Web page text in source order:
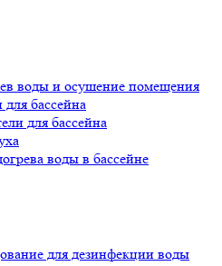
воды и осушение помещения
бассейна
для бассейна
воды в бассейне
для дезинфекции воды